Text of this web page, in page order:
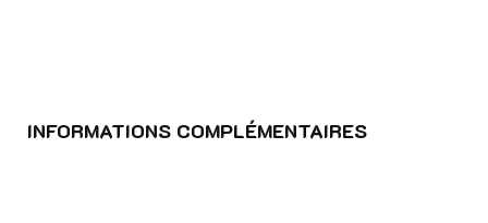
INFORMATIONS COMPLÉMENTAIRES